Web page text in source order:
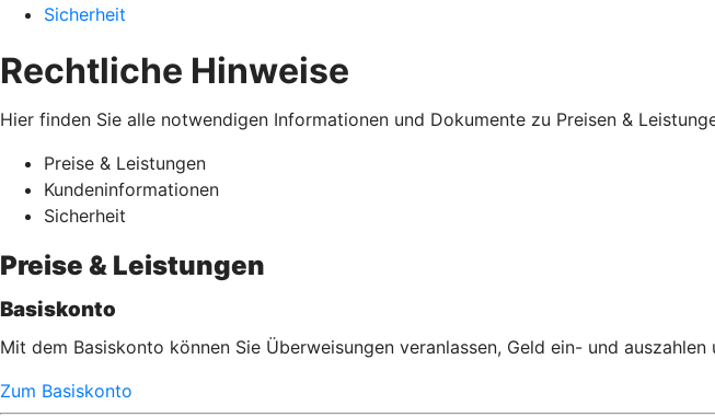
Sicherheit
Rechtliche Hinweise
Hier finden Sie alle notwendigen Informationen und Dokumente zu Preisen &
Preise & Leistungen
Kundeninformationen
Sicherheit
Preise & Leistungen
Basiskonto
Mit dem Basiskonto können Sie Überweisungen veranlassen, Geld ein- und
Zum Basiskonto